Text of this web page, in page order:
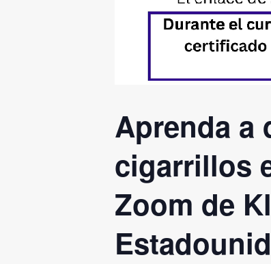
Aprenda a
cigarrillos
Zoom de